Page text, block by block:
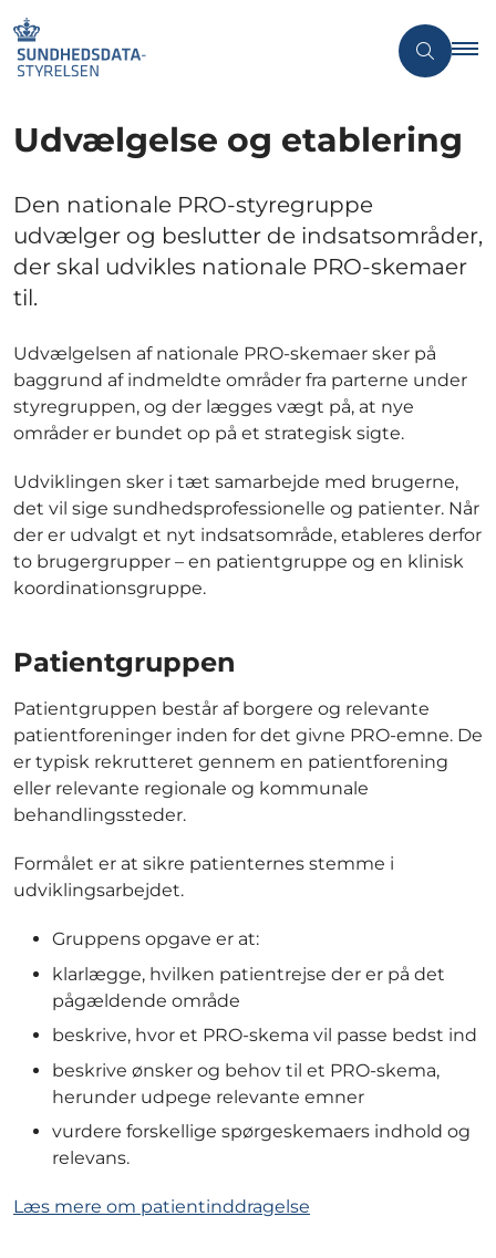
Udvælgelse og etablering
Den nationale PRO-styregruppe
udvælger og beslutter de indsatsområder,
der skal udvikles nationale PRO-skemaer
til.
Udvælgelsen af nationale PRO-skemaer sker på
baggrund af indmeldte områder fra parterne under
styregruppen, og der lægges vægt på, at nye
områder er bundet op på et strategisk sigte.
Udviklingen sker i tæt samarbejde med brugerne,
det vil sige sundhedsprofessionelle og patienter. Når
der er udvalgt et nyt indsatsområde, etableres derfor
to brugergrupper – en patientgruppe og en klinisk
koordinationsgruppe.
Patientgruppen
Patientgruppen består af borgere og relevante
patientforeninger inden for det givne PRO-emne. De
er typisk rekrutteret gennem en patientforening
eller relevante regionale og kommunale
behandlingssteder.
Formålet er at sikre patienternes stemme i
udviklingsarbejdet.
Gruppens opgave er at:
klarlægge, hvilken patientrejse der er på det
pågældende område
beskrive, hvor et PRO-skema vil passe bedst ind
beskrive ønsker og behov til et PRO-skema,
herunder udpege relevante emner
vurdere forskellige spørgeskemaers indhold og
relevans.
Læs mere om patientinddragelse